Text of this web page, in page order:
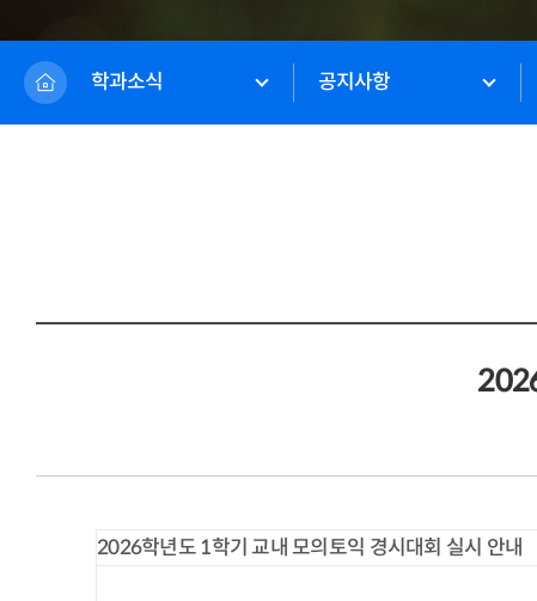
학과소식 공지사항
2026학년도 1학기 교내 모의토익 경시대회 실시 안내